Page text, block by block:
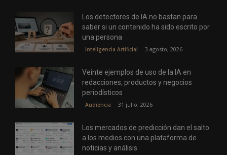
Los detectores de IA no bastan para
saber si un contenido ha sido escrito por
una persona
Inteligencia Artificial 3 agosto, 2026
Veinte ejemplos de uso de la IA en
redacciones, productos y negocios
periodísticos
Audiencia 31 julio, 2026
Los mercados de predicción dan el salto
a los medios con una plataforma de
noticias y análisis